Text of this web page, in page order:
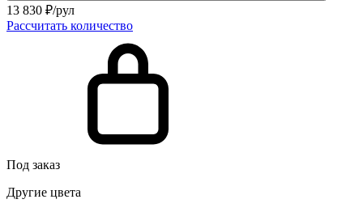
13 830 ₽/рул
Рассчитать количество
Под заказ
Другие цвета